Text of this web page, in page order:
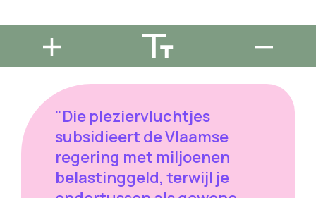
"Die pleziervluchtjes
subsidieert de Vlaamse
regering met miljoenen
belastinggeld, terwijl je